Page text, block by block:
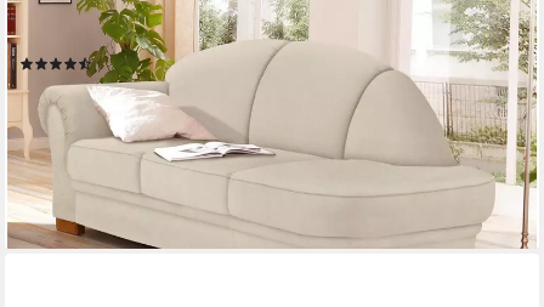
OTTO HOME
Recamiere Amrum, mit Federkern, Armteil links oder rechts
(10)
899,99 € UVP1.419,00 €
-37%
lieferbar in 5 Wochen